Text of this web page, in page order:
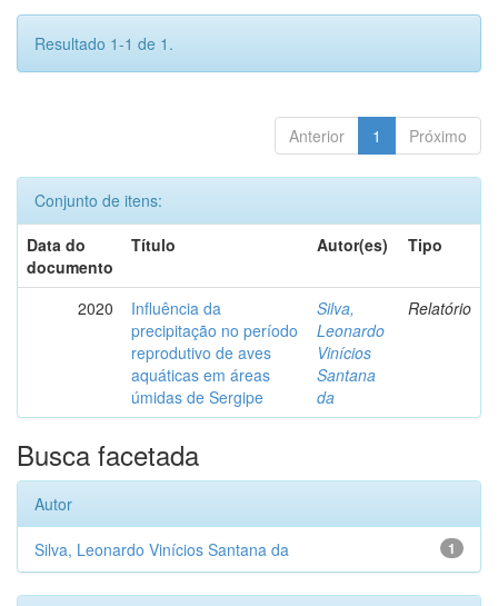
Resultado 1-1 de 1.
Anterior 1 Próximo
Conjunto de itens:
Data do
documento
Título Autor(es) Tipo
2020
Influência da
precipitação no período
reprodutivo de aves
aquáticas em áreas
úmidas de Sergipe
Silva,
Leonardo
Vinícios
Santana
da
Relatório
Busca facetada
Autor
1
Silva, Leonardo Vinícios Santana da